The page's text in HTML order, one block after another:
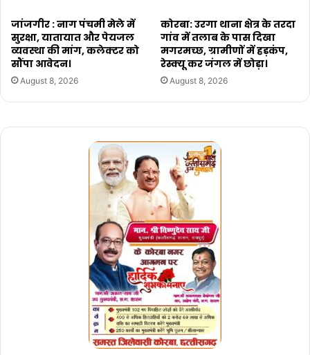
जांजगीर : नाग पंचमी मेले में
सुरक्षा, यातायात और पेयजल
व्यवस्था की मांग, कलेक्टर को
सौंपा आवेदन।
August 8, 2026
कोरबा: उरगा थाना क्षेत्र के तरदा
गांव में तलाब के पास दिखा
मगरमच्छ, ग्रामीणों में हड़कंप,
रेस्क्यू कर जंगल में छोड़ा।
August 8, 2026